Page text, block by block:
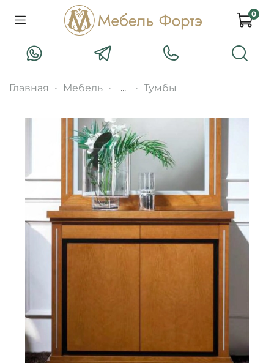
0
Главная Мебель ... Тумбы